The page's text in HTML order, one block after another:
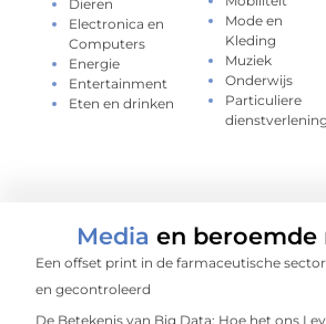
Dieren
Electronica en
Computers
Energie
Entertainment
Eten en drinken
Mode en
Kleding
Muziek
Onderwijs
Particuliere
dienstverlening
Media en beroemde
Een offset print in de farmaceutische
en gecontroleerd
De Betekenis van Big Data: Hoe het ons